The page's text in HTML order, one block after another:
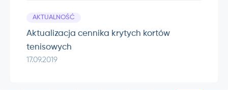
Aktualizacja cennika krytych kortów
tenisowych
17.09.2019
AKTUALNOŚĆ